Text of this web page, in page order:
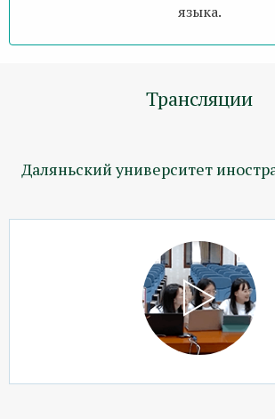
языка.
Трансляции
Даляньский университет